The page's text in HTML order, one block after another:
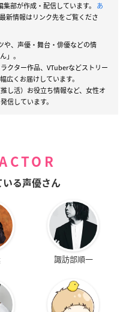
集部が作成・配信しています。 あ
新情報はリンク先をご覧くださ
や、声優・舞台・俳優などの情
」。
クター作品、VTuberなどストリー
広くお届けしています。
し活）お役立ち情報など、女性オ
信しています。
いる声優さん
諏訪部順一